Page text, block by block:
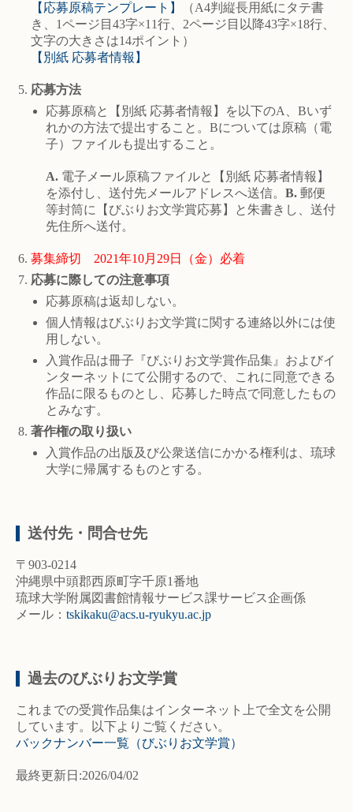
【応募原稿テンプレート】
（A4判縦長用紙にタテ書
き、1ページ目43字×11行、2ページ目以降43字×18行、
文字の大きさは14ポイント）
【別紙 応募者情報】
応募方法
応募原稿と【別紙 応募者情報】を以下のA、Bいず
れかの方法で提出すること。Bについては原稿（電
子）ファイルも提出すること。
A. 電子メール原稿ファイルと【別紙 応募者情報】
を添付し、送付先メールアドレスへ送信。B.郵便
等封筒に【びぶりお文学賞応募】と朱書きし、送付
先住所へ送付。
募集締切 2021年10月29日（金）必着
応募に際しての注意事項
応募原稿は返却しない。
個人情報はびぶりお文学賞に関する連絡以外には使
用しない。
入賞作品は冊子『びぶりお文学賞作品集』およびイ
ンターネットにて公開するので、これに同意できる
作品に限るものとし、応募した時点で同意したもの
とみなす。
著作権の取り扱い
入賞作品の出版及び公衆送信にかかる権利は、琉球
大学に帰属するものとする。
送付先・問合せ先
〒903-0214
沖縄県中頭郡西原町字千原1番地
琉球大学附属図書館情報サービス課サービス企画係
メール： tskikaku@acs.u-ryukyu.ac.jp
過去のびぶりお文学賞
これまでの受賞作品集はインターネット上で全文を公開
しています。以下よりご覧ください。
バックナンバー一覧（びぶりお文学賞）
最終更新日:2026/04/02